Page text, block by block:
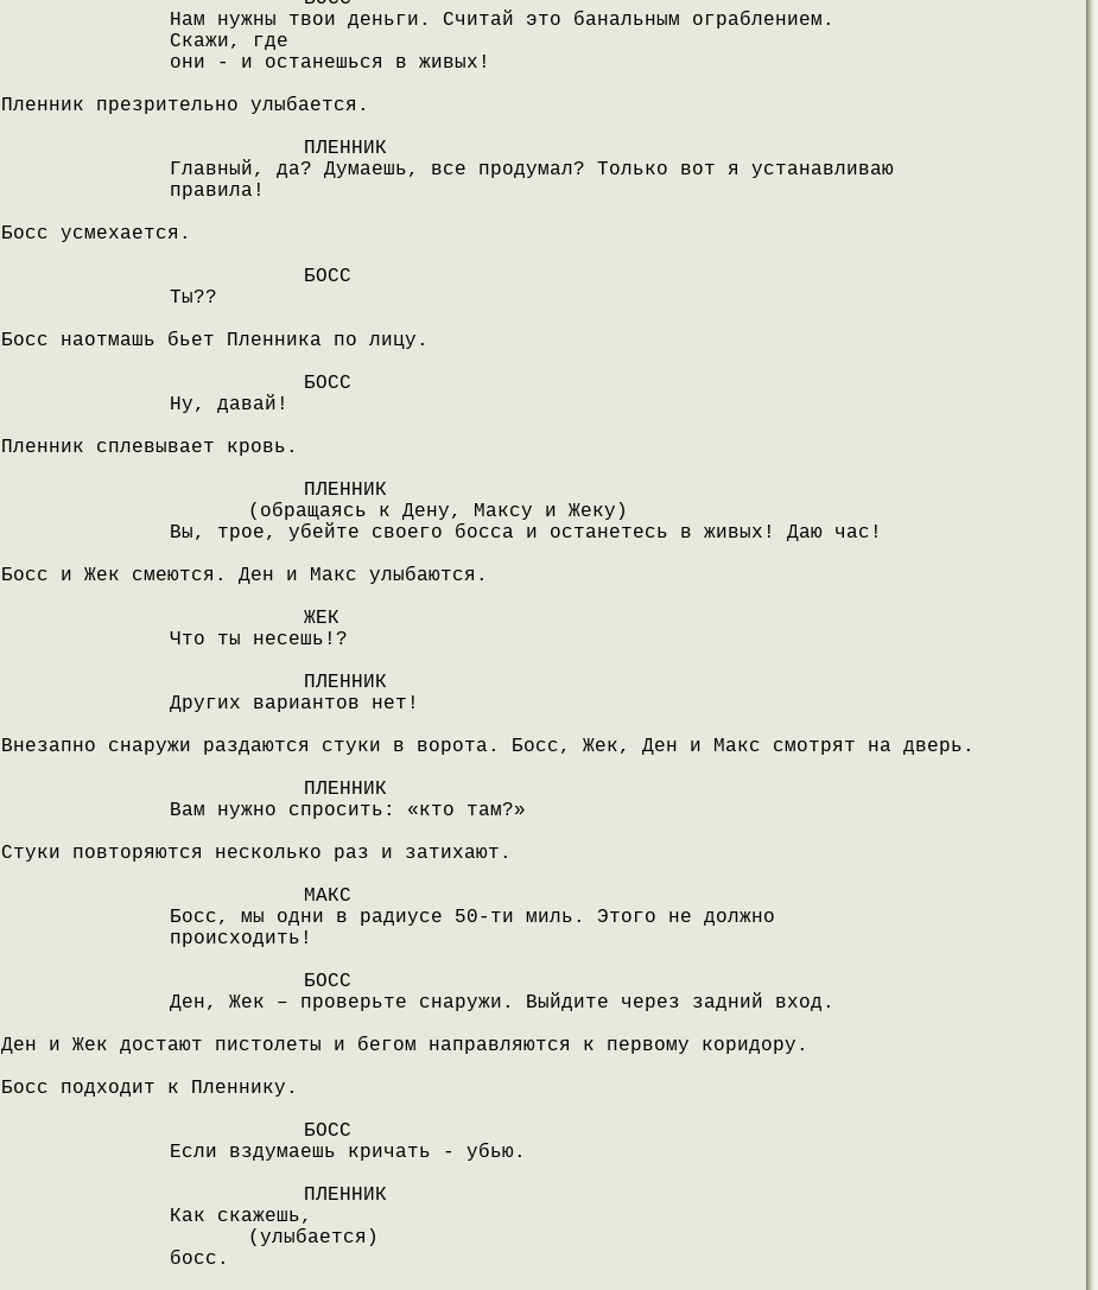
Нам нужны твои деньги. Считай это банальным ограблением.
Скажи, где
они - и останешься в живых!
Пленник презрительно улыбается.
ПЛЕННИК
Главный, да? Думаешь, все продумал? Только вот я устанавливаю
правила!
Босс усмехается.
БОСС
Ты??
Босс наотмашь бьет Пленника по лицу.
БОСС
Ну, давай!
Пленник сплевывает кровь.
ПЛЕННИК
(обращаясь к Дену, Максу и Жеку)
Вы, трое, убейте своего босса и останетесь в живых! Даю час!
Босс и Жек смеются. Ден и Макс улыбаются.
ЖЕК
Что ты несешь!?
ПЛЕННИК
Других вариантов нет!
Внезапно снаружи раздаются стуки в ворота. Босс, Жек, Ден и Макс смотрят на дверь.
ПЛЕННИК
Вам нужно спросить: «кто там?»
Стуки повторяются несколько раз и затихают.
МАКС
Босс, мы одни в радиусе 50-ти миль. Этого не должно
происходить!
БОСС
Ден, Жек – проверьте снаружи. Выйдите через задний вход.
Ден и Жек достают пистолеты и бегом направляются к первому коридору.
Босс подходит к Пленнику.
БОСС
Если вздумаешь кричать - убью.
ПЛЕННИК
Как скажешь,
(улыбается)
босс.